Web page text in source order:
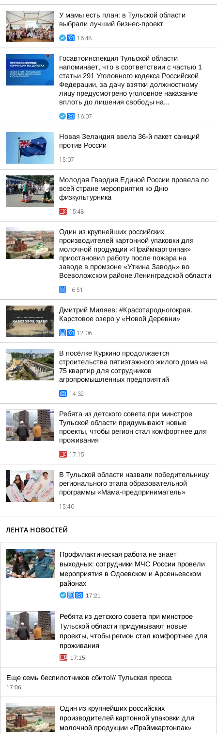
У мамы есть план: в Тульской области
выбрали лучший бизнес-проект
16:48
Госавтоинспекция Тульской области
напоминает, что в соответствии с частью 1
статьи 291 Уголовного кодекса Российской
Федерации, за дачу взятки должностному
лицу предусмотрено уголовное наказание
вплоть до лишения свободы на...
16:07
Новая Зеландия ввела 36-й пакет санкций
против России
15:07
Молодая Гвардия Единой России провела по
всей стране мероприятия ко Дню
физкультурника
15:48
Один из крупнейших российских
производителей картонной упаковки для
молочной продукции «Праймкартонпак»
приостановил работу после пожара на
заводе в промзоне «Уткина Заводь» во
Всеволожском районе Ленинградской области
16:51
Дмитрий Миляев: #Красотародногокрая.
Карстовое озеро у «Новой Деревни»
12:06
В посёлке Куркино продолжается
строительства пятиэтажного жилого дома на
75 квартир для сотрудников
агропромышленных предприятий
14:32
Ребята из детского совета при минстрое
Тульской области придумывают новые
проекты, чтобы регион стал комфортнее для
проживания
17:15
В Тульской области назвали победительницу
регионального этапа образовательной
программы «Мама-предприниматель»
15:40
ЛЕНТА НОВОСТЕЙ
Профилактическая работа не знает
выходных: сотрудники МЧС России провели
мероприятия в Одоевском и Арсеньевском
районах
17:21
Ребята из детского совета при минстрое
Тульской области придумывают новые
проекты, чтобы регион стал комфортнее для
проживания
17:15
Еще семь беспилотников сбито!// Тульская пресса
17:06
Один из крупнейших российских
производителей картонной упаковки для
молочной продукции «Праймкартонпак»